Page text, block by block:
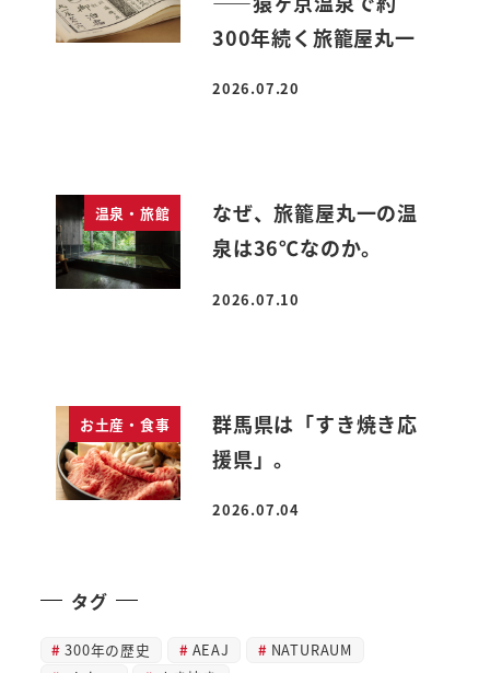
300年続く旅籠屋丸一
投稿日
2026.07.20
温泉・旅館
なぜ、旅籠屋丸一の温
泉は36℃なのか。
投稿日
2026.07.10
お土産・食事
群馬県は「すき焼き応
援県」。
投稿日
2026.07.04
タグ
300年の歴史 AEAJ
NATURAUM